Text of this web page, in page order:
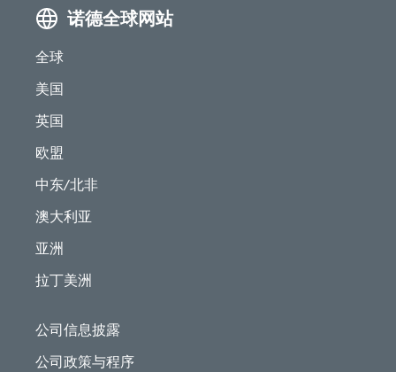
诺德全球网站
全球
美国
英国
欧盟
中东/北非
澳大利亚
亚洲
拉丁美洲
公司信息披露
公司政策与程序